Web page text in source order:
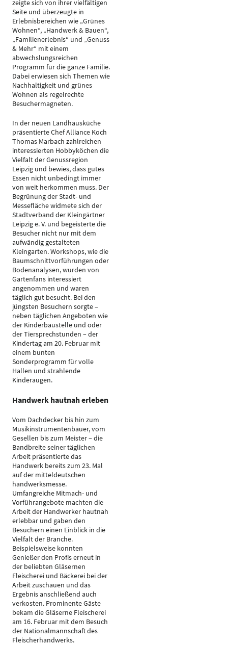
zeigte sich von ihrer vielfältigen
Seite und überzeugte in
Erlebnisbereichen wie „Grünes
Wohnen“, „Handwerk & Bauen“,
„Familienerlebnis“ und „Genuss
& Mehr“ mit einem
abwechslungsreichen
Programm für die ganze Familie.
Dabei erwiesen sich Themen wie
Nachhaltigkeit und grünes
Wohnen als regelrechte
Besuchermagneten.
In der neuen Landhausküche
präsentierte Chef Alliance Koch
Thomas Marbach zahlreichen
interessierten Hobbyköchen die
Vielfalt der Genussregion
Leipzig und bewies, dass gutes
Essen nicht unbedingt immer
von weit herkommen muss. Der
Begrünung der Stadt- und
Messefläche widmete sich der
Stadtverband der Kleingärtner
Leipzig e. V. und begeisterte die
Besucher nicht nur mit dem
aufwändig gestalteten
Kleingarten. Workshops, wie die
Baumschnittvorführungen oder
Bodenanalysen, wurden von
Gartenfans interessiert
angenommen und waren
täglich gut besucht. Bei den
jüngsten Besuchern sorgte –
neben täglichen Angeboten wie
der Kinderbaustelle und oder
der Tiersprechstunden – der
Kindertag am 20. Februar mit
einem bunten
Sonderprogramm für volle
Hallen und strahlende
Kinderaugen.
Handwerk hautnah erleben
Vom Dachdecker bis hin zum
Musikinstrumentenbauer, vom
Gesellen bis zum Meister – die
Bandbreite seiner täglichen
Arbeit präsentierte das
Handwerk bereits zum 23. Mal
auf der mitteldeutschen
handwerksmesse.
Umfangreiche Mitmach- und
Vorführangebote machten die
Arbeit der Handwerker hautnah
erlebbar und gaben den
Besuchern einen Einblick in die
Vielfalt der Branche.
Beispielsweise konnten
Genießer den Profis erneut in
der beliebten Gläsernen
Fleischerei und Bäckerei bei der
Arbeit zuschauen und das
Ergebnis anschließend auch
verkosten. Prominente Gäste
bekam die Gläserne Fleischerei
am 16. Februar mit dem Besuch
der Nationalmannschaft des
Fleischerhandwerks.